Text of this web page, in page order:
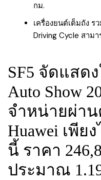
กม.
เครื่องยนต์เต็มถัง ร
Driving Cycle สาม
SF5 จัดแสด
Auto Show
จำหน่ายผ่า
Huawei เพีย
นี้ ราคา
ประมาณ